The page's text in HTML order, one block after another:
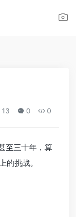
13 0 0
至三十年，算
的挑战。